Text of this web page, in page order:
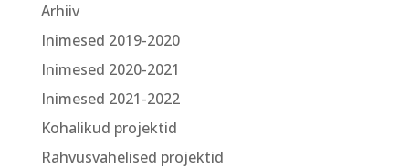
Arhiiv
Inimesed 2019-2020
Inimesed 2020-2021
Inimesed 2021-2022
Kohalikud projektid
Rahvusvahelised projektid